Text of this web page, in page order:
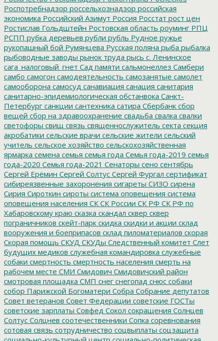
Роспотребнадзор россельхознадзор российская
экономика Российский Азимут Россия Росстат рост цен
Ростислав Гольдштейн Ростовская область роуминг РПЦ
РСПП рубка деревьев рубли рубль Рудное ружье
рукопашный бой Румянцева Русская поляна рыба рыбалка
рыбоводные заводы рынок труда рысь с. Ленинское
сага_налоговый_гнет Сад памяти сальмонеллез Самбери
самбо самогон самодеятельность самозанятые самолет
самооборона самосуд санавиация санация санитария
санитарно-эпидемиологическая обстанвока Санкт-
Петербург санкции сантехника сатира Сбербанк сбор
вещей сбор на здравоохранение свадьба свалка свалки
светофоры свищ связь священнослужитель секта секция
акробатики сельские врачи сельские жители сельский
учитель сельское хозяйство сельскохозяйственная
ярмарка семена семья семья года Семья года-2019 семья
года-2020 Семья года-2021 Сенаторы сено сентябрь
Сергей Ерёмин Сергей Солтус Сергей Фургал сертификат
сибиреязвенные захоронения сигареты СИЗО сирена
Сирия Сироткин сироты система оповещения система
оповещения населения СКСК России СК РФ СК РФ по
Хабаровскому краю сказка скандал сквер сквер
пограничников скейт-парк скидка скидки и акции склад
вооружения и боеприпасов склад пиломатериалов скорая
Скорая помощь СКУД СКУДы Следственный комитет Слет
будущих медиков служебная командировка служебные
собаки смертность смертность населения смерть на
рабочем месте СМИ Смидович Смидовичский район
смотровая площадка СМП снег снегопад снюс собаки
собор Парижской Богоматери Собра Собрание депутатов
Совет ветеранов Совет Федерации советские ГОСТы
советские зарплаты Совфед Сокол сокращения Солнцев
Солтус Солцнев соотечественники Сопка соревнования
сотовая связь сотрудничество соцвыплаты соцзащита